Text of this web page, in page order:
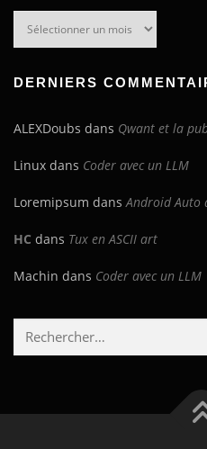
DERNIERS
ALEXDoubs dans Qwant et la
Linux dans Coder avec un LLM
Loremipsum dansAndroid Auto
HC dans Tux en ASCII art
Machin dans Coder avec un LLM
Rechercher :